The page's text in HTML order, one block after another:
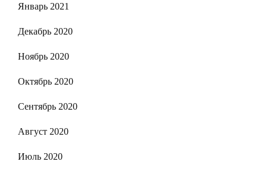
Январь 2021
Декабрь 2020
Ноябрь 2020
Октябрь 2020
Сентябрь 2020
Август 2020
Июль 2020